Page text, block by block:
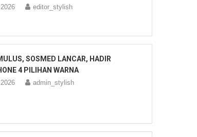
editor_stylish
SOSMED LANCAR, HADIR
4 PILIHAN WARNA
admin_stylish